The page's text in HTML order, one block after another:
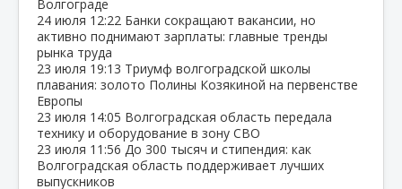
Волгограде
24 июля 12:22 Банки сокращают вакансии, но
активно поднимают зарплаты: главные тренды
рынка труда
23 июля 19:13 Триумф волгоградской школы
плавания: золото Полины Козякиной на первенстве
Европы
23 июля 14:05 Волгоградская область передала
технику и оборудование в зону СВО
23 июля 11:56 До 300 тысяч и стипендия: как
Волгоградская область поддерживает лучших
выпускников